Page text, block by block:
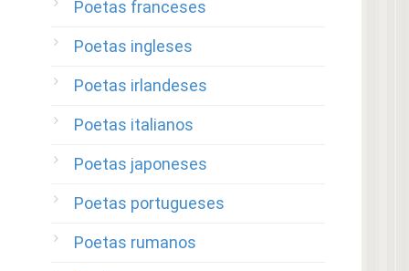
Poetas franceses
Poetas ingleses
Poetas irlandeses
Poetas italianos
Poetas japoneses
Poetas portugueses
Poetas rumanos